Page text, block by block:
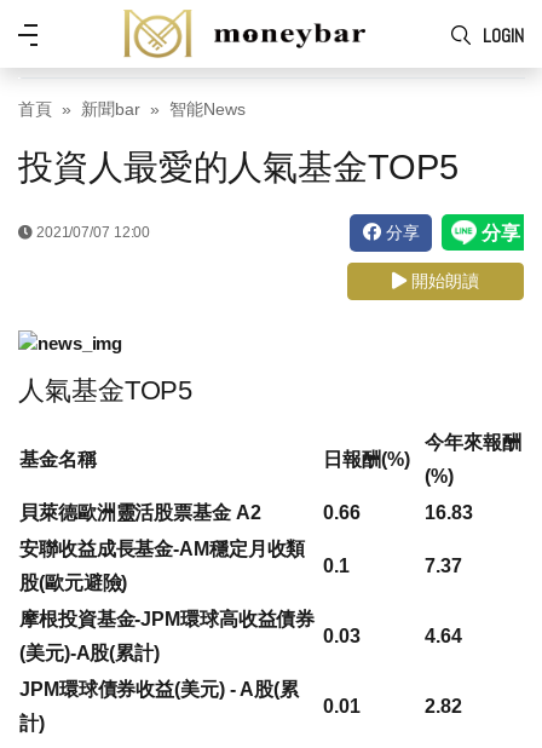
Skip to main content
LOGIN
功
能
表
首頁 新聞bar 智能News
投資人最愛的人氣基金TOP5
2021/07/07 12:00 分享
開始朗讀
人氣基金TOP5
基金名稱 日報酬(%)
今年來報酬
(%)
貝萊德歐洲靈活股票基金 A2
0.66
16.83
安聯收益成長基金-AM穩定月收類
股(歐元避險)
0.1 7.37
摩根投資基金-JPM環球高收益債券
(美元)-A股(累計)
0.03 4.64
JPM環球債券收益(美元) - A股(累
計)
0.01 2.82